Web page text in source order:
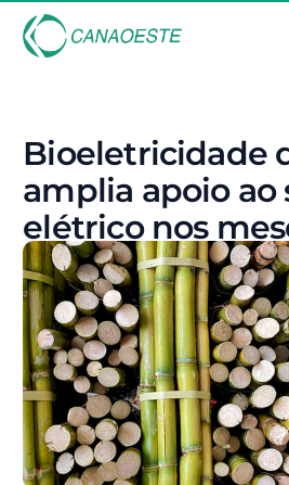
Bioeletricidade
amplia apoio ao
elétrico nos